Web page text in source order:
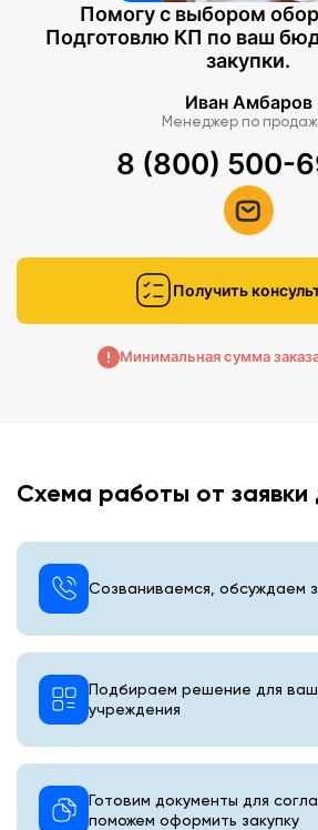
Помогу с выбором
Подготовлю КП по ваш
закупки.
Иван Амбаров
Менеджер по
8 (800) 500-
Получить
Минимальная сумма
Схема работы от заявки
Созваниваемся, обсуждаем
Подбираем решение для
учреждения
Готовим документы для
поможем оформить закупку